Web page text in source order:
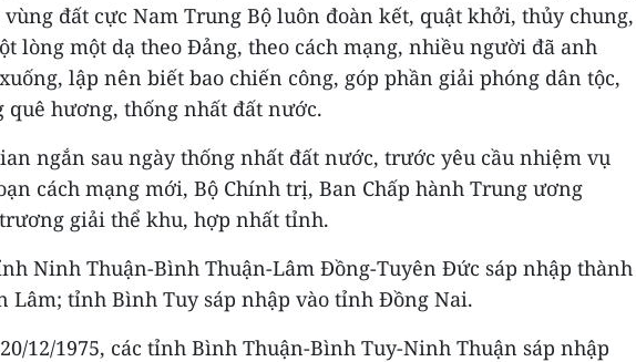
đất cực Nam Trung Bộ luôn đoàn kết, quật khởi, thủy chung,
lòng một dạ theo Đảng, theo cách mạng, nhiều người đã anh
lập nên biết bao chiến công, góp phần giải phóng dân tộc,
quê hương, thống nhất đất nước.
ngắn sau ngày thống nhất đất nước, trước yêu cầu nhiệm vụ
cách mạng mới, Bộ Chính trị, Ban Chấp hành Trung ương
giải thể khu, hợp nhất tỉnh.
Ninh Thuận-Bình Thuận-Lâm Đồng-Tuyên Đức sáp nhập thành
Lâm; tỉnh Bình Tuy sáp nhập vào tỉnh Đồng Nai.
12/1975, các tỉnh Bình Thuận-Bình Tuy-Ninh Thuận sáp nhập